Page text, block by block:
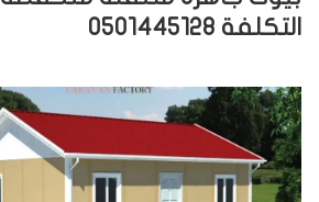
التكلفة 0501445128